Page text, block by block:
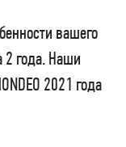
вашего
2 года. Наши
2021 года